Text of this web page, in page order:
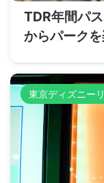
TDR年間パ
からパーク
東京ディズニー